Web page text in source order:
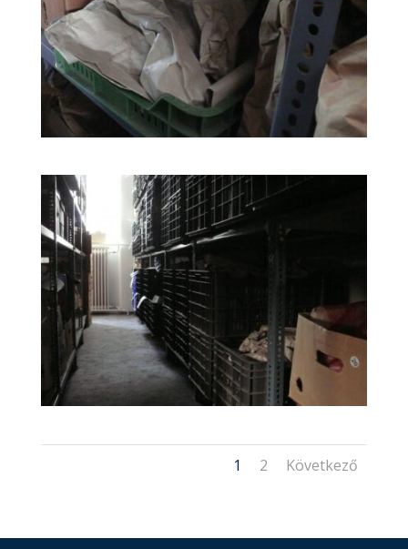
1 2 Következő